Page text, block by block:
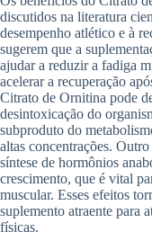
discutidos na literatura
desempenho atlético e à
sugerem que a
ajudar a reduzir a fadiga
acelerar a recuperação
Citrato de Ornitina pode
desintoxicação do
subproduto do
altas concentrações.
síntese de hormônios
crescimento, que é vital
muscular. Esses efeitos
suplemento atraente para
físicas.